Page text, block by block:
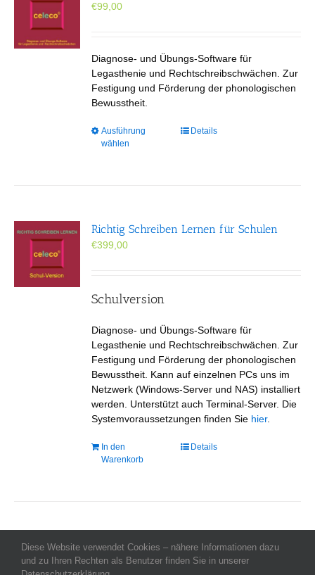
€99,00
Diagnose- und Übungs-Software für
Legasthenie und Rechtschreibschwächen. Zur
Festigung und Förderung der phonologischen
Bewusstheit.
Ausführung
wählen
Dieses
Optionen
Details
Richtig Schreiben Lernen für Schulen
€399,00
Schulversion
Diagnose- und Übungs-Software für
Legasthenie und Rechtschreibschwächen. Zur
Festigung und Förderung der phonologischen
Bewusstheit. Kann auf einzelnen PCs uns im
Netzwerk (Windows-Server und NAS) installiert
werden. Unterstützt auch Terminal-Server. Die
Systemvoraussetzungen finden Sie hier.
In den
Warenkorb
Details
Allgemeine Geschäftsbedingungen -Impressum-Datenschutz-
Kontakt- Copyright celeco®
Diese Website verwendet Cookies – nähere Informationen dazu
und zu Ihren Rechten als Benutzer finden Sie in unserer